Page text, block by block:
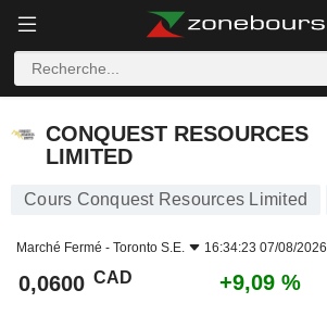
CONQUEST RESOURCES
LIMITED
Cours Conquest Resources Limited
Marché Fermé - Toronto S.E. 16:34:23 07/08/2026
0,0600 CAD +9,09 %